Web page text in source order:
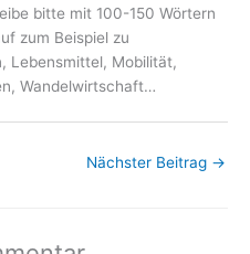
bitte mit 100-150 Wörtern
zum Beispiel zu
Lebensmittel, Mobilität,
Wandelwirtschaft…
Nächster Beitrag →